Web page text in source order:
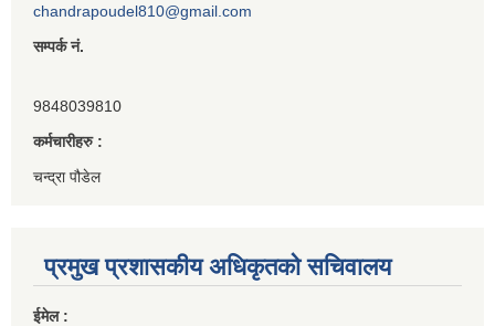
chandrapoudel810@gmail.com
सम्पर्क नं.
9848039810
कर्मचारीहरु :
चन्द्रा पौडेल
प्रमुख प्रशासकीय अधिकृतको सचिवालय
ईमेल :